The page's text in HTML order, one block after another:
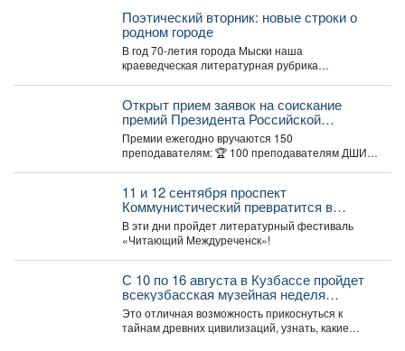
Поэтический вторник: новые строки о
родном городе
В год 70-летия города Мыски наша
краеведческая литературная рубрика
Открыт прием заявок на соискание
премий Президента Российской
Федерации для преподавателей в
области музыкального искусства в 2026
году.
Премии ежегодно вручаются 150
преподавателям: 🏆 100 преподавателям ДШИ
11 и 12 сентября проспект
Коммунистический превратится в
огромную литературную сцену под
открытым небом.
В эти дни пройдет литературный фестиваль
«Читающий Междуреченск»!
С 10 по 16 августа в Кузбассе пройдет
всекузбасская музейная неделя
археологии и палеонтологии.
Это отличная возможность прикоснуться к
тайнам древних цивилизаций, узнать, какие